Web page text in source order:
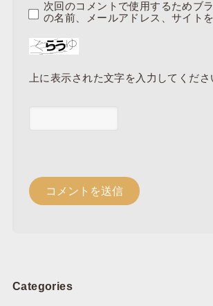
次回のコメントで使用するためブ
の名前、メールアドレス、サイトを
上に表示された文字を入力してくださ
Categories